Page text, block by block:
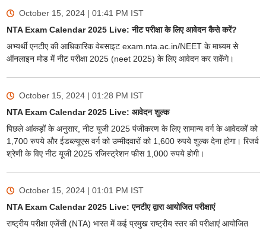
October 15, 2024 | 01:41 PM IST
NTA Exam Calendar 2025 Live: नीट परीक्षा के लिए आवेदन कैसे करें?
अभ्यर्थी एनटीए की आधिकारिक वेबसाइट exam.nta.ac.in/NEET के माध्यम से
ऑनलाइन मोड में नीट परीक्षा 2025 (neet 2025) के लिए आवेदन कर सकेंगे।
October 15, 2024 | 01:28 PM IST
NTA Exam Calendar 2025 Live: आवेदन शुल्क
पिछले आंकड़ों के अनुसार, नीट यूजी 2025 पंजीकरण के लिए सामान्य वर्ग के आवेदकों को
1,700 रुपये और ईडब्ल्यूएस वर्ग को उम्मीदवारों को 1,600 रुपये शुल्क देना होगा। रिजर्व
श्रेणी के विए नीट यूजी 2025 रजिस्ट्रेशन फीस 1,000 रुपये होगी।
October 15, 2024 | 01:01 PM IST
NTA Exam Calendar 2025 Live: एनटीए द्वारा आयोजित परीक्षाएं
राष्ट्रीय परीक्षा एजेंसी (NTA) भारत में कई प्रमुख राष्ट्रीय स्तर की परीक्षाएं आयोजित